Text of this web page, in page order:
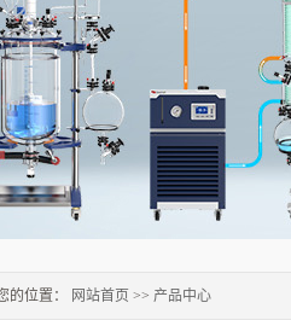
的位置： 网站首页 >> 产品中心